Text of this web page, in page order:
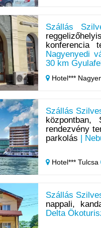
Szállás
konferencia
Nagyenyedi
30 km
Hotel***
Szállás
rendezvény
parkolás |
Hotel*** Tulcsa
Szállás
nappali,
Delta